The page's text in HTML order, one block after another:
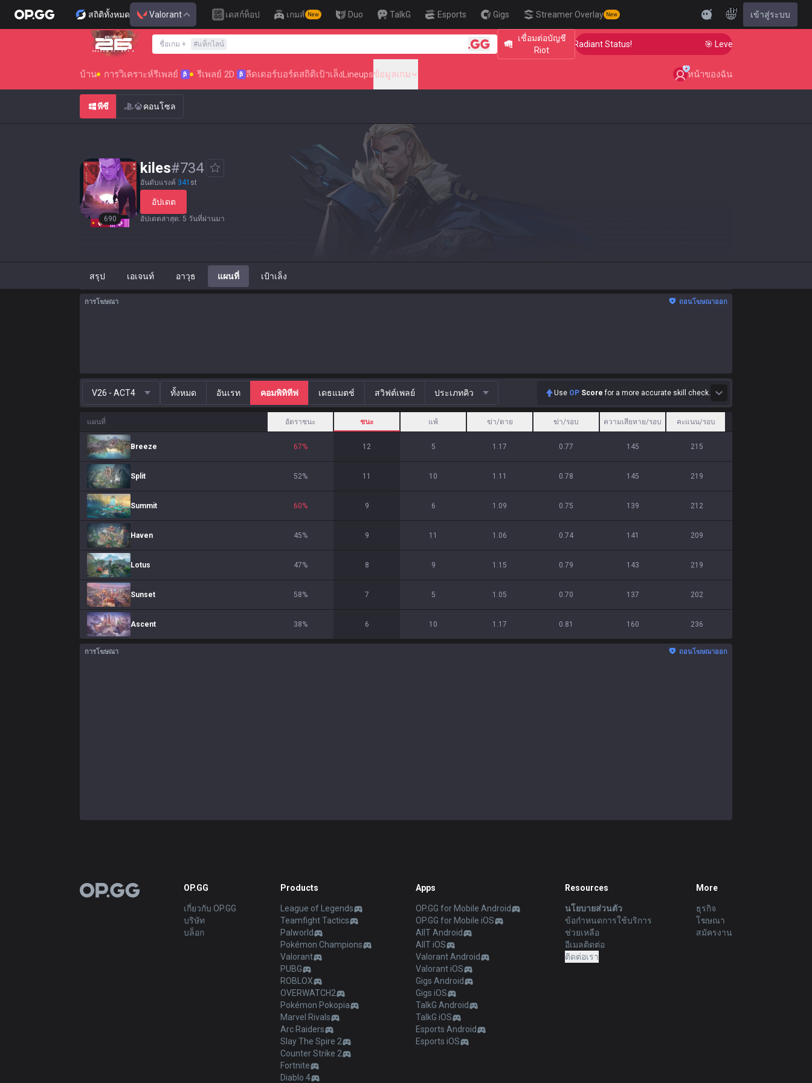
สถิติทั้งหมด Valorant เดสก์ท็อป เกมส์ New Duo TalkG Esports Gigs Streamer Overlay New
TH เข้าสู่ระบบ
SEASON 26 : ACT 4
ชื่อเกม + #แท็กไลน์
เชื่อมต่อบัญชี
Riot
🎯 Level Up Your Aim to Radiant Status! 🎯 Level Up Your Aim to
บ้าน การวิเคราะห์รีเพลย์ β รีเพลย์ 2D β ลีดเดอร์บอร์ดสถิติเป้าเล็งLineupsข้อมูลเกม หน้าของฉัน
พีซี คอนโซล
690
kiles#734
อันดับแรงค์ 341 st
อัปเดต
อัปเดตล่าสุด: 5 วันที่ผ่านมา
สรุป เอเจนท์ อาวุธ แผนที่ เป้าเล็ง
การโฆษณา ถอนโฆษณาออก
V26 - ACT4 ทั้งหมด อันเรท คอมพิทิทีฟ เดธแมตช์ สวิฟต์เพลย์ ประเภทคิว Use OP Score for a more accurate skill check.
แผนที่ อัตราชนะ ชนะ แพ้ ฆ่า/ตาย ฆ่า/รอบ ความเสียหาย/รอบ คะแนน/รอบ
Breeze 67% 12 5 1.17 0.77 145 215
Split 52% 11 10 1.11 0.78 145 219
Summit 60% 9 6 1.09 0.75 139 212
Haven 45% 9 11 1.06 0.74 141 209
Lotus 47% 8 9 1.15 0.79 143 219
Sunset 58% 7 5 1.05 0.70 137 202
Ascent 38% 6 10 1.17 0.81 160 236
การโฆษณา ถอนโฆษณาออก
OP.GG OP.GG
เกี่ยวกับ OP.GG
บริษัท
บล็อก
Products
League of Legends
Teamfight Tactics
Palworld
Pokémon Champions
Valorant
PUBG
ROBLOX
OVERWATCH2
Pokémon Pokopia
Marvel Rivals
Arc Raiders
Slay The Spire 2
Counter Strike 2
Fortnite
Diablo 4
Apps
OP.GG for Mobile Android
OP.GG for Mobile iOS
AllT Android
AllT iOS
Valorant Android
Valorant iOS
Gigs Android
Gigs iOS
TalkG Android
TalkG iOS
Esports Android
Esports iOS
Resources
นโยบายส่วนตัว
ข้อกำหนดการใช้บริการ
ช่วยเหลือ
อีเมลติดต่อ
ติดต่อเรา
More
ธุรกิจ
โฆษณา
สมัครงาน